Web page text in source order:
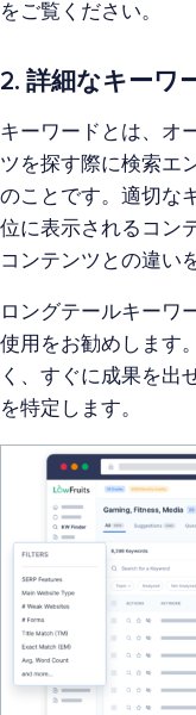
をご覧ください。
2. 詳細なキーワ
キーワードとは、オ
ツを探す際に検索エ
のことです。適切な
位に表示されるコン
コンテンツとの違い
ロングテールキーワ
使用をお勧めします
く、すぐに成果を出
を特定します。